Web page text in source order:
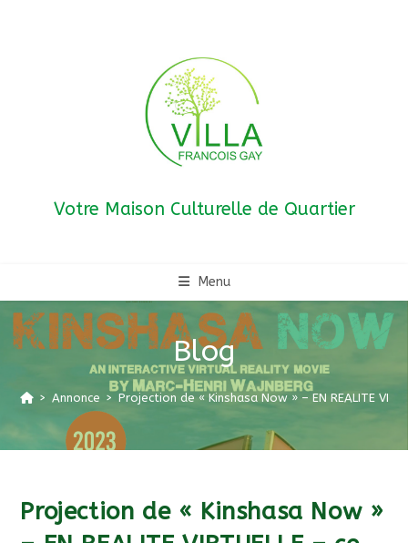
Votre Maison Culturelle de Quartier
Menu
Blog
> Annonce > Projection de « Kinshasa Now » – EN REALITE
Projection de « Kinshasa Now »